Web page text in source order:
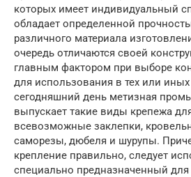
которых имеет индивидуальный
обладает определенной
различного материала
очередь отличаются своей
главным фактором при выборе
для использования в тех или
сегодняшний день метизная
выпускает такие виды крепежа
всевозможные заклепки,
саморезы, дюбеля и шурупы.
крепление правильно, следует
специально предназначенный для